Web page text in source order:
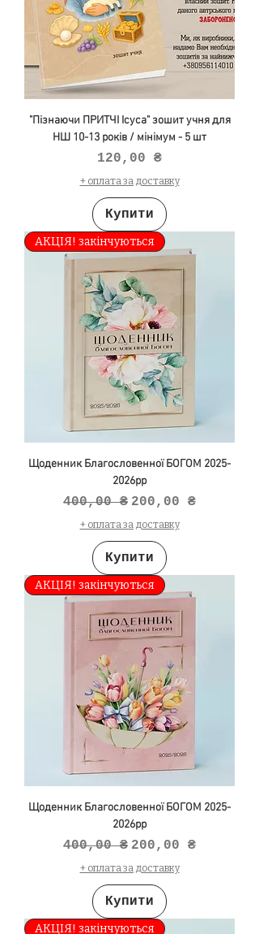
"Пізнаючи ПРИТЧІ Ісуса" зошит учня для
НШ 10-13 років / мінімум - 5 шт
Ціна
120,00 ₴
+ оплата за доставку
Купити
АКЦІЯ! закінчуються
Щоденник Благословенної БОГОМ 2025-
2026рр
Звичайна ціна
400,00 ₴ За розпродажем
200,00 ₴
+ оплата за доставку
Купити
АКЦІЯ! закінчуються
Щоденник Благословенної БОГОМ 2025-
2026рр
Звичайна ціна
400,00 ₴ За розпродажем
200,00 ₴
+ оплата за доставку
Купити
АКЦІЯ! закінчуються